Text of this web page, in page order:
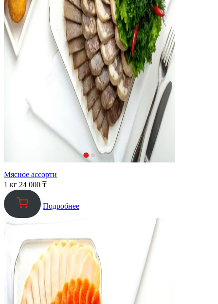
Мясное ассорти
1 кг 24 000 ₸
Подробнее